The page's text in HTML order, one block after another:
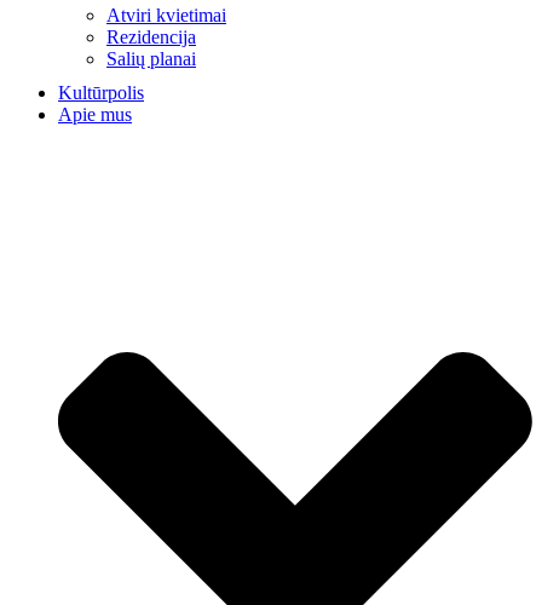
Atviri kvietimai
Rezidencija
Salių planai
Kultūrpolis
Apie mus